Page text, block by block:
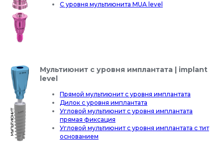
С уровня мультиюнита MUA level
Мультиюнит с уровня имплантата | implant
level
Прямой мультиюнит с уровня имплантата
Дилок с уровня имплантата
Угловой мультиюнит с уровня имплантата
прямая фиксация
Угловой мультиюнит с уровня имплантата с тит
основанием